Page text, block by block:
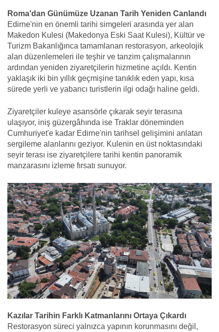
Roma'dan Günümüze Uzanan Tarih Yeniden Canlandı
Edirne'nin en önemli tarihi simgeleri arasında yer alan
Makedon Kulesi (Makedonya Eski Saat Kulesi), Kültür ve
Turizm Bakanlığınca tamamlanan restorasyon, arkeolojik
alan düzenlemeleri ile teşhir ve tanzim çalışmalarının
ardından yeniden ziyaretçilerin hizmetine açıldı. Kentin
yaklaşık iki bin yıllık geçmişine tanıklık eden yapı, kısa
sürede yerli ve yabancı turistlerin ilgi odağı haline geldi.
Ziyaretçiler kuleye asansörle çıkarak seyir terasına
ulaşıyor, iniş güzergâhında ise Traklar döneminden
Cumhuriyet'e kadar Edirne'nin tarihsel gelişimini anlatan
sergileme alanlarını geziyor. Kulenin en üst noktasındaki
seyir terası ise ziyaretçilere tarihi kentin panoramik
manzarasını izleme fırsatı sunuyor.
Kazılar Tarihin Farklı Katmanlarını Ortaya Çıkardı
Restorasyon süreci yalnızca yapının korunmasını değil,